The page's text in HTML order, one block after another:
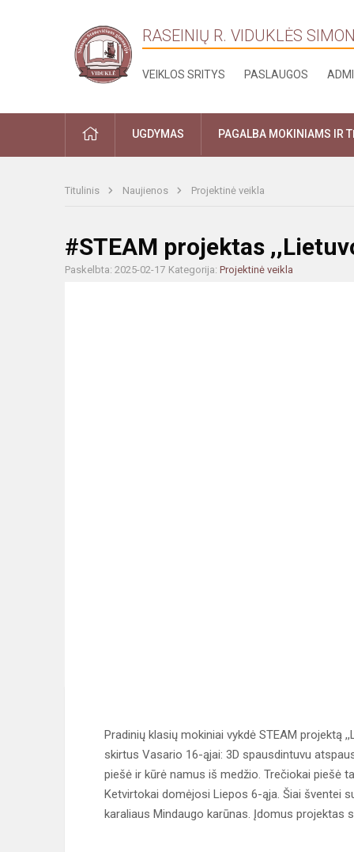
RASEINIŲ R. VIDUKLĖS
VEIKLOS SRITYS PASLAUGOS
PRADŽIAUGDYMAS PAGALBA MOKINIAMS IR
Titulinis Naujienos Projektinė veikla
#STEAM projektas
Paskelbta: 2025-02-17 Kategorija: Projektinė veikla
Pradinių klasių mokiniai vykdė STEAM projektą
skirtus Vasario 16-ąjai: 3D spausdintuvu
piešė ir kūrė namus iš medžio. Trečiokai piešė
Ketvirtokai domėjosi Liepos 6-ąja. Šiai šventei
karaliaus Mindaugo karūnas. Įdomus projektas